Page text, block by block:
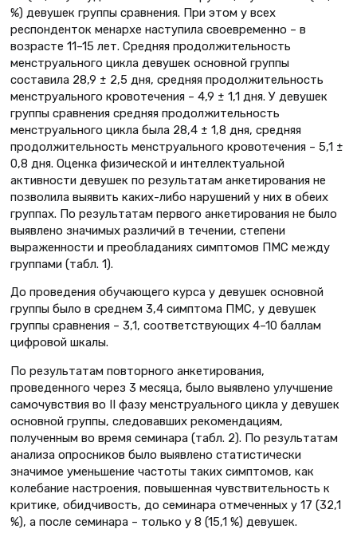
%) девушек группы сравнения. При этом у всех
респонденток менархе наступила своевременно – в
возрасте 11–15 лет. Средняя продолжительность
менструального цикла девушек основной группы
составила 28,9 ± 2,5 дня, средняя продолжительность
менструального кровотечения – 4,9 ± 1,1 дня. У девушек
группы сравнения средняя продолжительность
менструального цикла была 28,4 ± 1,8 дня, средняя
продолжительность менструального кровотечения – 5,1 ±
0,8 дня. Оценка физической и интеллектуальной
активности девушек по результатам анкетирования не
позволила выявить каких-либо нарушений у них в обеих
группах. По результатам первого анкетирования не было
выявлено значимых различий в течении, степени
выраженности и преобладаниях симптомов ПМС между
группами (табл. 1).
До проведения обучающего курса у девушек основной
группы было в среднем 3,4 симптома ПМС, у девушек
группы сравнения – 3,1, соответствующих 4–10 баллам
цифровой шкалы.
По результатам повторного анкетирования,
проведенного через 3 месяца, было выявлено улучшение
самочувствия во II фазу менструального цикла у девушек
основной группы, следовавших рекомендациям,
полученным во время семинара (табл. 2). По результатам
анализа опросников было выявлено статистически
значимое уменьшение частоты таких симптомов, как
колебание настроения, повышенная чувствительность к
критике, обидчивость, до семинара отмеченных у 17 (32,1
%), а после семинара – только у 8 (15,1 %) девушек.